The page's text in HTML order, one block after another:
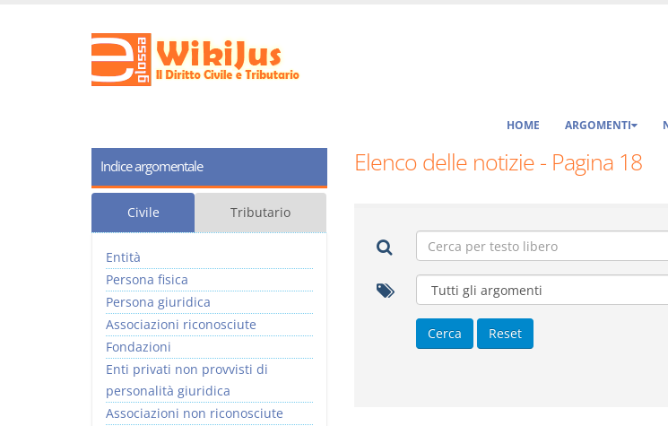
HOME ARGOMENTI
Elenco delle notizie - Pagina 18
Indice argomentale
Civile Tributario
Entità
Persona fisica
Persona giuridica
Associazioni riconosciute
Fondazioni
Enti privati non provvisti di
personalità giuridica
Associazioni non riconosciute